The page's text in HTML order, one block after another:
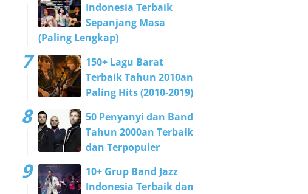
Indonesia Terbaik
Sepanjang Masa
(Paling Lengkap)
150+ Lagu Barat
Terbaik Tahun 2010an
Paling Hits (2010-2019)
50 Penyanyi dan Band
Tahun 2000an Terbaik
dan Terpopuler
10+ Grup Band Jazz
Indonesia Terbaik dan